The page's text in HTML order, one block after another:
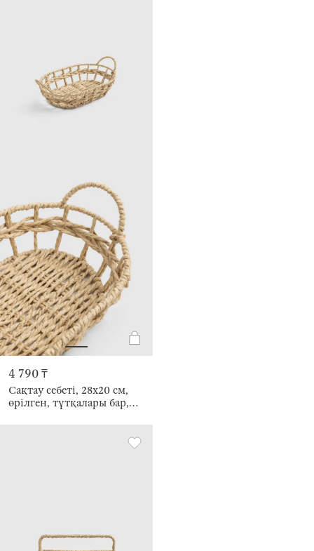
4 790 ₸
Сақтау себеті, 28х20 см,
өрілген, тұтқалары бар,